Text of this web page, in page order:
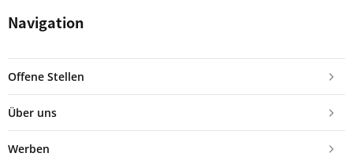
Navigation
Offene Stellen
Über uns
Werben